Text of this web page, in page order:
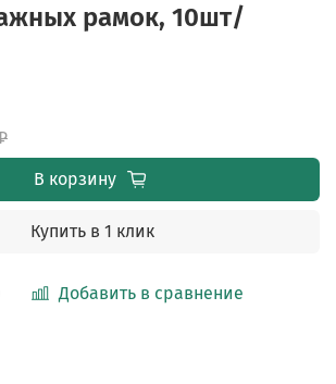
рамок, 10шт/
Добавить в сравнение
В корзину
Купить в 1 клик